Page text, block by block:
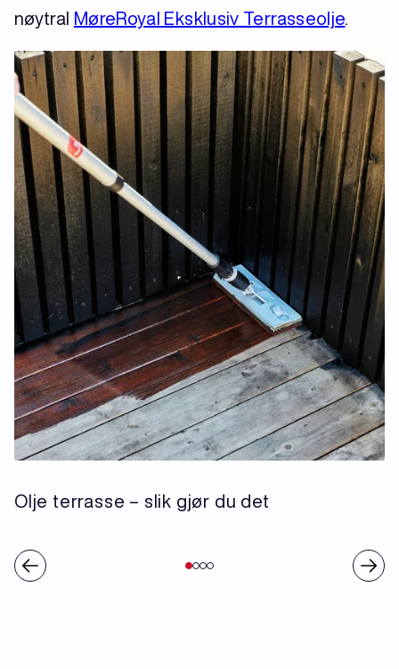
nøytral MøreRoyal Eksklusiv Terrasseolje
Olje terrasse – slik gjør du det